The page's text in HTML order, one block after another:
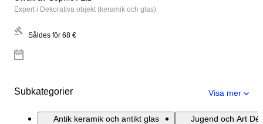
Expert i Dekorativa objekt (keramik och glas)
Såldes för 68 €
Subkategorier Visa mer
Antik keramik och antikt glas Jugend och Art